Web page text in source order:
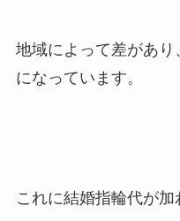
地域によって差があ
になっています。
これに結婚指輪代が加